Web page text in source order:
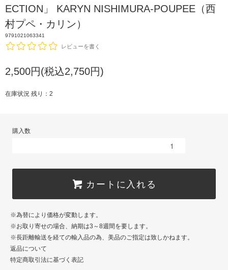
ECTION」 KARYN NISHIMURA-POUPEE（西
村プペ・カリン）
9791021063341
レビューを書く
2,500円(税込2,750円)
在庫状況 残り：2
購入数
カートに入れる
※為替により価格が変動します。
※お取り寄せの場合、納期は3～8週間を要します。
※長距離輸送を経ての輸入品の為、美品のご指定は致しかねます。
返品について
特定商取引法に基づく表記